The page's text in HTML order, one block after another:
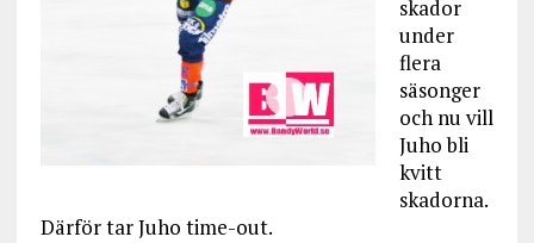
skador
under
flera
säsonger
och nu vill
Juho bli
kvitt
skadorna.
Därför tar Juho time-out.